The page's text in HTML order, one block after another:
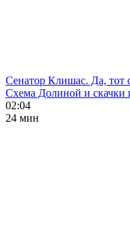
Сенатор Клишас. Да, тот
Схема Долиной и скачки
02:04
24 мин